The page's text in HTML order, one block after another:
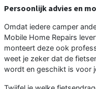
Persoonlijk advies en
Omdat iedere camper
Mobile Home Repairs
monteert deze ook
weet je zeker dat de
wordt en geschikt is voor